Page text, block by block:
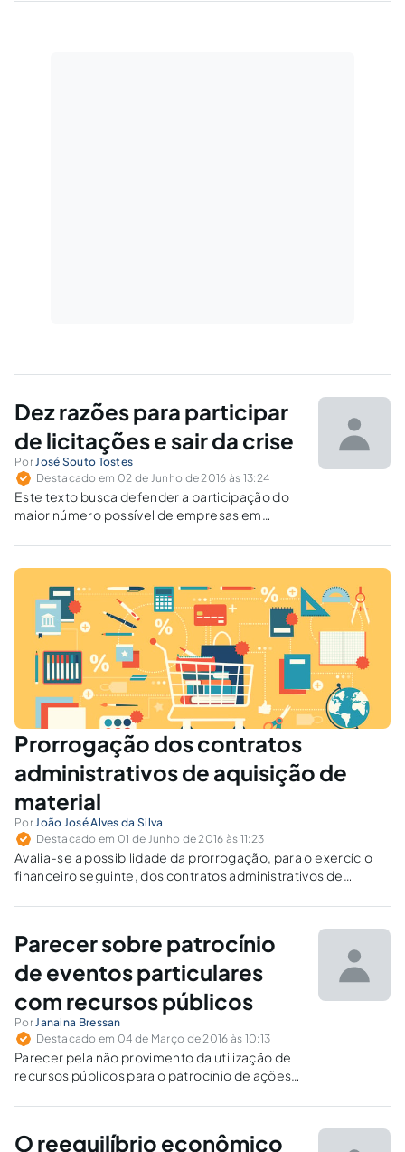
Dez razões para participar
de licitações e sair da crise
Por José Souto Tostes
Destacado em 02 de Junho de 2016 às 13:24
Este texto busca defender a participação do
maior número possível de empresas em
a corrupção.
Prorrogação dos contratos
administrativos de aquisição de
material
PorJoão José Alves da Silva
Destacado em 01 de Junho de 2016 às 11:23
Avalia-se a possibilidade da prorrogação, para o exercício
financeiro seguinte, dos contratos administrativos de
Parecer sobre patrocínio
de eventos particulares
com recursos públicos
PorJanaina Bressan
Destacado em 04 de Março de 2016 às 10:13
Parecer pela não provimento da utilização de
recursos públicos para o patrocínio de ações
O reequilíbrio econômico